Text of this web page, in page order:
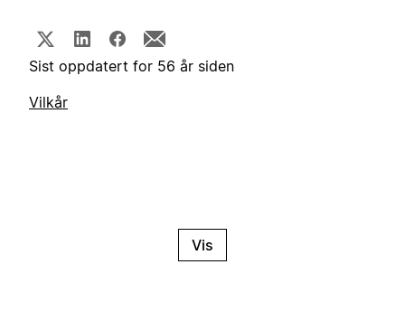
Sist oppdatert for 56 år siden
Vilkår
Vis